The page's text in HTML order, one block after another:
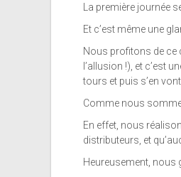
La première journée
Et c’est même une
Nous profitons de ce
l’allusion !), et c’est
tours et puis s’en vont
Comme nous
En effet, nous
distributeurs, et
Heureusement, nous